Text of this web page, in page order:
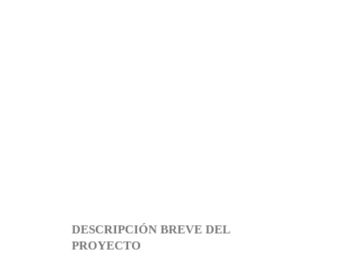
DESCRIPCIÓN BREVE DEL
PROYECTO